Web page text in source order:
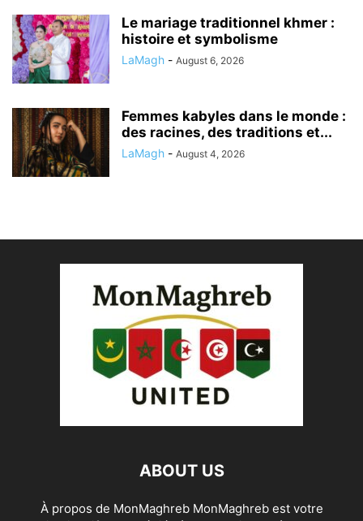
Le mariage traditionnel khmer :
histoire et symbolisme
LaMagh - August 6, 2026
Femmes kabyles dans le monde :
des racines, des traditions et...
LaMagh - August 4, 2026
ABOUT US
À propos de MonMaghreb MonMaghreb est votre